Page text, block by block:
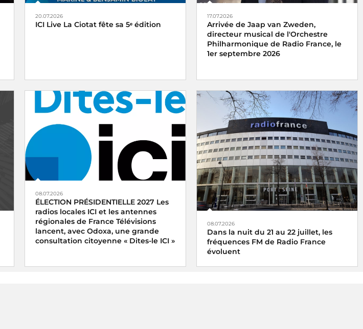
20.07.2026
ICI Live La Ciotat fête sa 5ᵉ édition
17.07.2026
Arrivée de Jaap van Zweden,
directeur musical de l'Orchestre
Philharmonique de Radio France, le
1er septembre 2026
08.07.2026
ÉLECTION PRÉSIDENTIELLE 2027 Les
radios locales ICI et les antennes
régionales de France Télévisions
lancent, avec Odoxa, une grande
consultation citoyenne « Dites-le ICI »
08.07.2026
Dans la nuit du 21 au 22 juillet, les
fréquences FM de Radio France
évoluent